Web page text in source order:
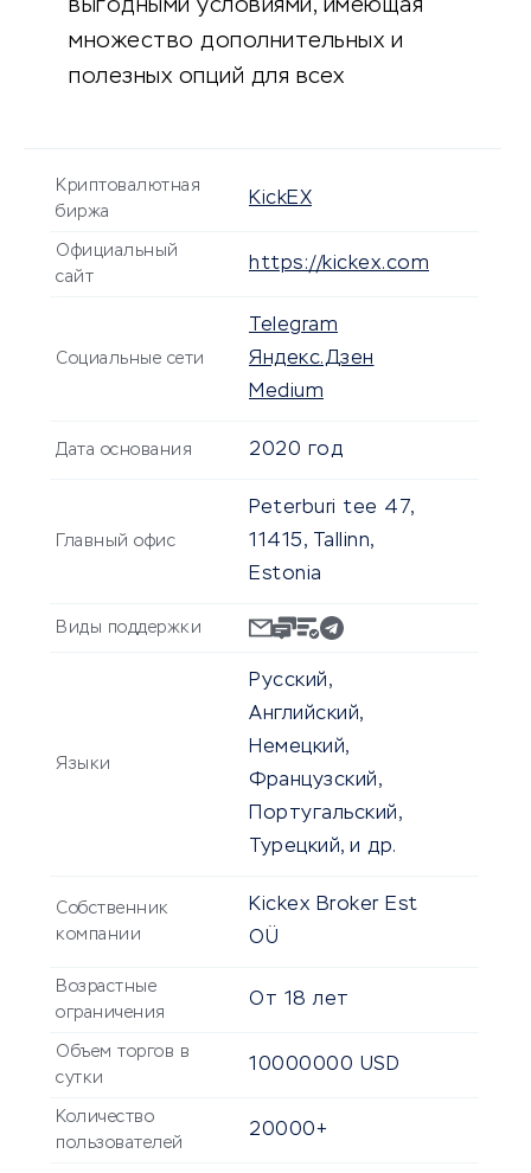
выгодными условиями, имеющая
множество дополнительных и
полезных опций для всех
Криптовалютная
биржа
KickEX
Официальный
сайт
https://kickex.com
Социальные сети
Telegram
Яндекс.Дзен
Medium
Дата основания 2020 год
Главный офис
Peterburi tee 47,
11415, Tallinn,
Estonia
Виды поддержки
Языки
Русский,
Английский,
Немецкий,
Французский,
Португальский,
Турецкий, и др.
Собственник
компании
Kickex Broker Est
OÜ
Возрастные
ограничения
От 18 лет
Объем торгов в
сутки
10000000 USD
Количество
пользователей
20000+